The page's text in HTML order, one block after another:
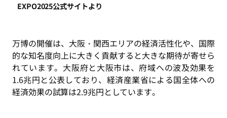
EXPO2025公式サイトより
万博の開催は、大阪・関西エリアの経済活性化や、国際
的な知名度向上に大きく貢献すると大きな期待が寄せら
れています。大阪府と大阪市は、府域への波及効果を
1.6兆円と公表しており、経済産業省による国全体への
経済効果の試算は2.9兆円としています。